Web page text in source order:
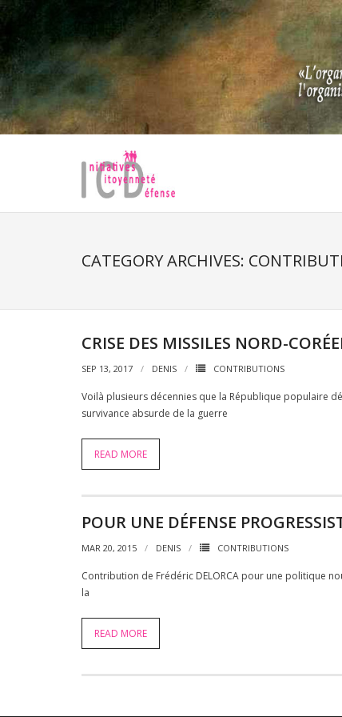
Skip
content
CATEGORY ARCHIVES:
CRISE DES MISSILES NORD-
SEP 13, 2017 DENIS CONTRIBUTIONS
Voilà plusieurs décennies que la République populaire
survivance absurde de la guerre
READ MORE
POUR UNE DÉFENSE
MAR 20, 2015 DENIS CONTRIBUTIONS
Contribution de Frédéric DELORCA pour une politique
la
READ MORE